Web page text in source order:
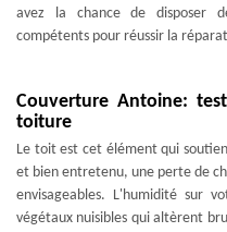
avez la chance de disposer
compétents pour réussir la
Couverture Antoine:
toiture
Le toit est cet élément qui
et bien entretenu, une perte de
envisageables. L'humidité sur
végétaux nuisibles qui altèrent